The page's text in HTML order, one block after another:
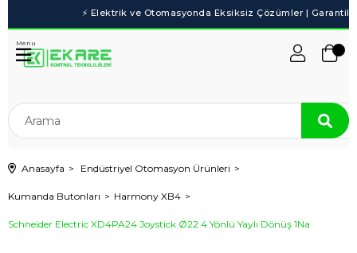
Menu
Anasayfa Endüstriyel Otomasyon Ürünleri
Kumanda Butonları Harmony XB4
Schneider Electric XD4PA24 Joystick Ø22 4 Yönlü Yaylı Dönüş 1Na